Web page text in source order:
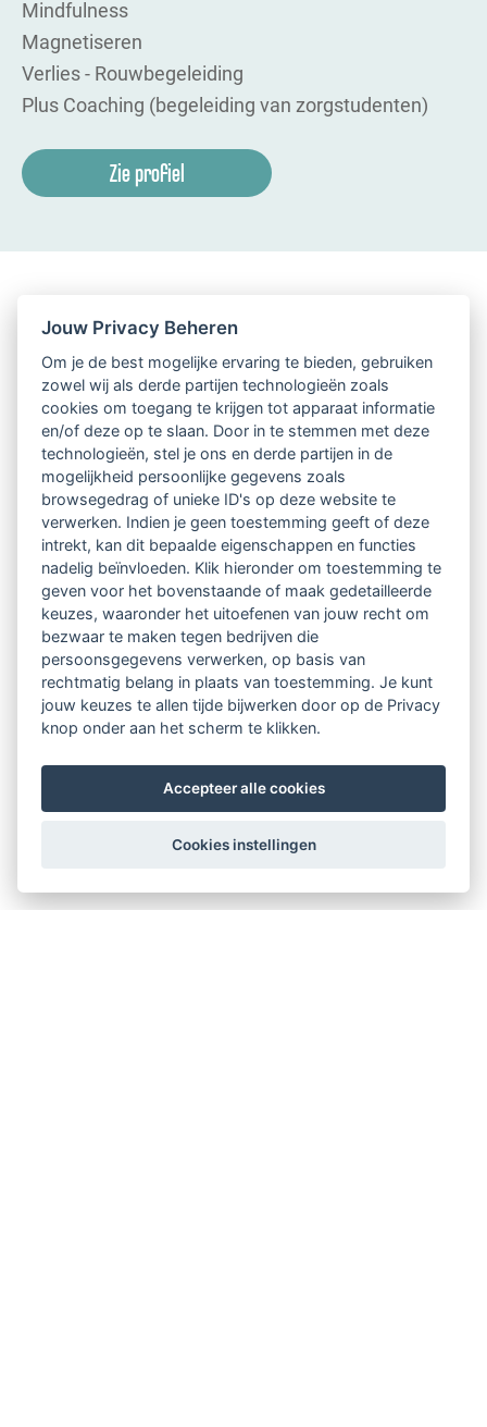
Mindfulness
Magnetiseren
Verlies - Rouwbegeleiding
Plus Coaching (begeleiding van zorgstudenten)
Zie profiel
Jouw Privacy Beheren
Om je de best mogelijke ervaring te bieden, gebruiken
zowel wij als derde partijen technologieën zoals
cookies om toegang te krijgen tot apparaat informatie
en/of deze op te slaan. Door in te stemmen met deze
technologieën, stel je ons en derde partijen in de
mogelijkheid persoonlijke gegevens zoals
browsegedrag of unieke ID's op deze website te
verwerken. Indien je geen toestemming geeft of deze
intrekt, kan dit bepaalde eigenschappen en functies
nadelig beïnvloeden. Klik hieronder om toestemming te
geven voor het bovenstaande of maak gedetailleerde
keuzes, waaronder het uitoefenen van jouw recht om
bezwaar te maken tegen bedrijven die
persoonsgegevens verwerken, op basis van
rechtmatig belang in plaats van toestemming. Je kunt
jouw keuzes te allen tijde bijwerken door op de Privacy
knop onder aan het scherm te klikken.
Accepteer alle cookies
Cookies instellingen